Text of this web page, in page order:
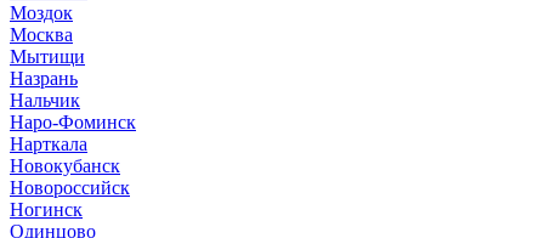
Моздок
Москва
Мытищи
Назрань
Нальчик
Наро-Фоминск
Нарткала
Новокубанск
Новороссийск
Ногинск
Одинцово